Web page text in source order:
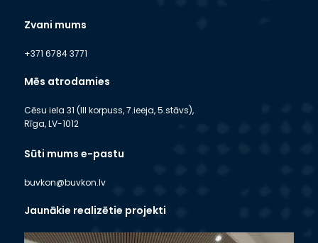
Zvani mums
+371 6784 3771
Mēs atrodamies
Cēsu iela 31 (III korpuss, 7.ieeja, 5.stāvs),
Rīga, LV-1012
Sūti mums e-pastu
buvkon@buvkon.lv
Jaunākie realizētie projekti